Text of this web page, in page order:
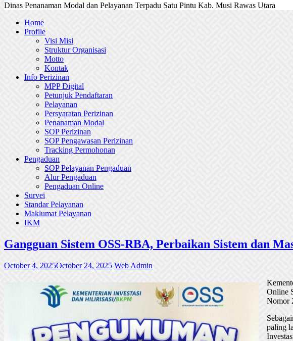
Dinas Penanaman Modal dan Pelayanan Terpadu Satu Pintu Kab. Musi Rawas Utara
Home
Profile
Visi Misi
Struktur Organisasi
Motto
Kontak
Info Perizinan
MPP Digital
Petunjuk Pendaftaran
Pelayanan
Persyaratan Perizinan
Penanaman Modal
SOP Perizinan
SOP Pengawasan Perizinan
Tracking Permohonan
Pengaduan
SOP Pelayanan Pengaduan
Alur Pengaduan
Pengaduan Online
Survei
Standar Pelayanan
Maklumat Pelayanan
IKM
Gangguan Sistem OSS-RBA, Perbaikan Sistem dan
October 4, 2025October 24, 2025 Web Admin
Online
Nomor
paling